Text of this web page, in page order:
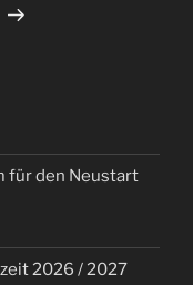
für den Neustart
2026 / 2027